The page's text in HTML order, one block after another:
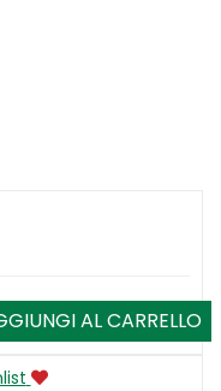
AL CARRELLO